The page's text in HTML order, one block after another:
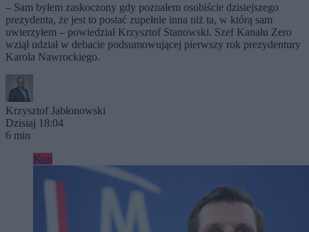
– Sam byłem zaskoczony gdy poznałem osobiście dzisiejszego
prezydenta, że jest to postać zupełnie inna niż ta, w którą sam
uwierzyłem – powiedział Krzysztof Stanowski. Szef Kanału Zero
wziął udział w debacie podsumowującej pierwszy rok prezydentury
Karola Nawrockiego.
Krzysztof Jabłonowski
Dzisiaj 18:04
6 min
Kraj